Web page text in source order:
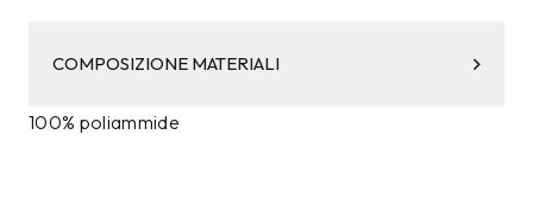
COMPOSIZIONE MATERIALI
100% poliammide